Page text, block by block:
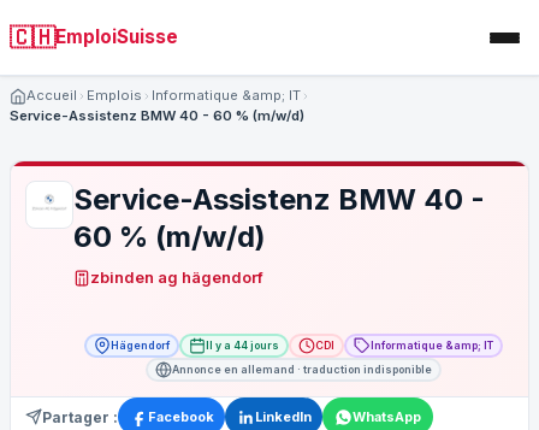
🇨🇭EmploiSuisse
Accueil Emplois
Informatique &amp; IT
Service-Assistenz BMW 40 - 60 % (m/w/d)
Service-Assistenz BMW 40 -
60 % (m/w/d)
zbinden ag hägendorf
Hägendorf Il y a 44 jours CDI
Informatique &amp; IT
Annonce en allemand · traduction indisponible
Partager : Facebook LinkedIn WhatsApp